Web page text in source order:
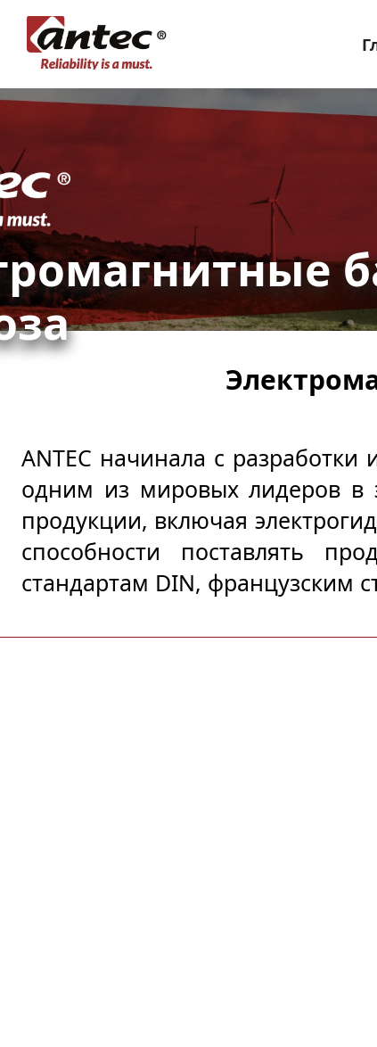
ANTEC начинала с
одним из мировых лидеров в
продукции, включая
способности поставлять
стандартам DIN, французским